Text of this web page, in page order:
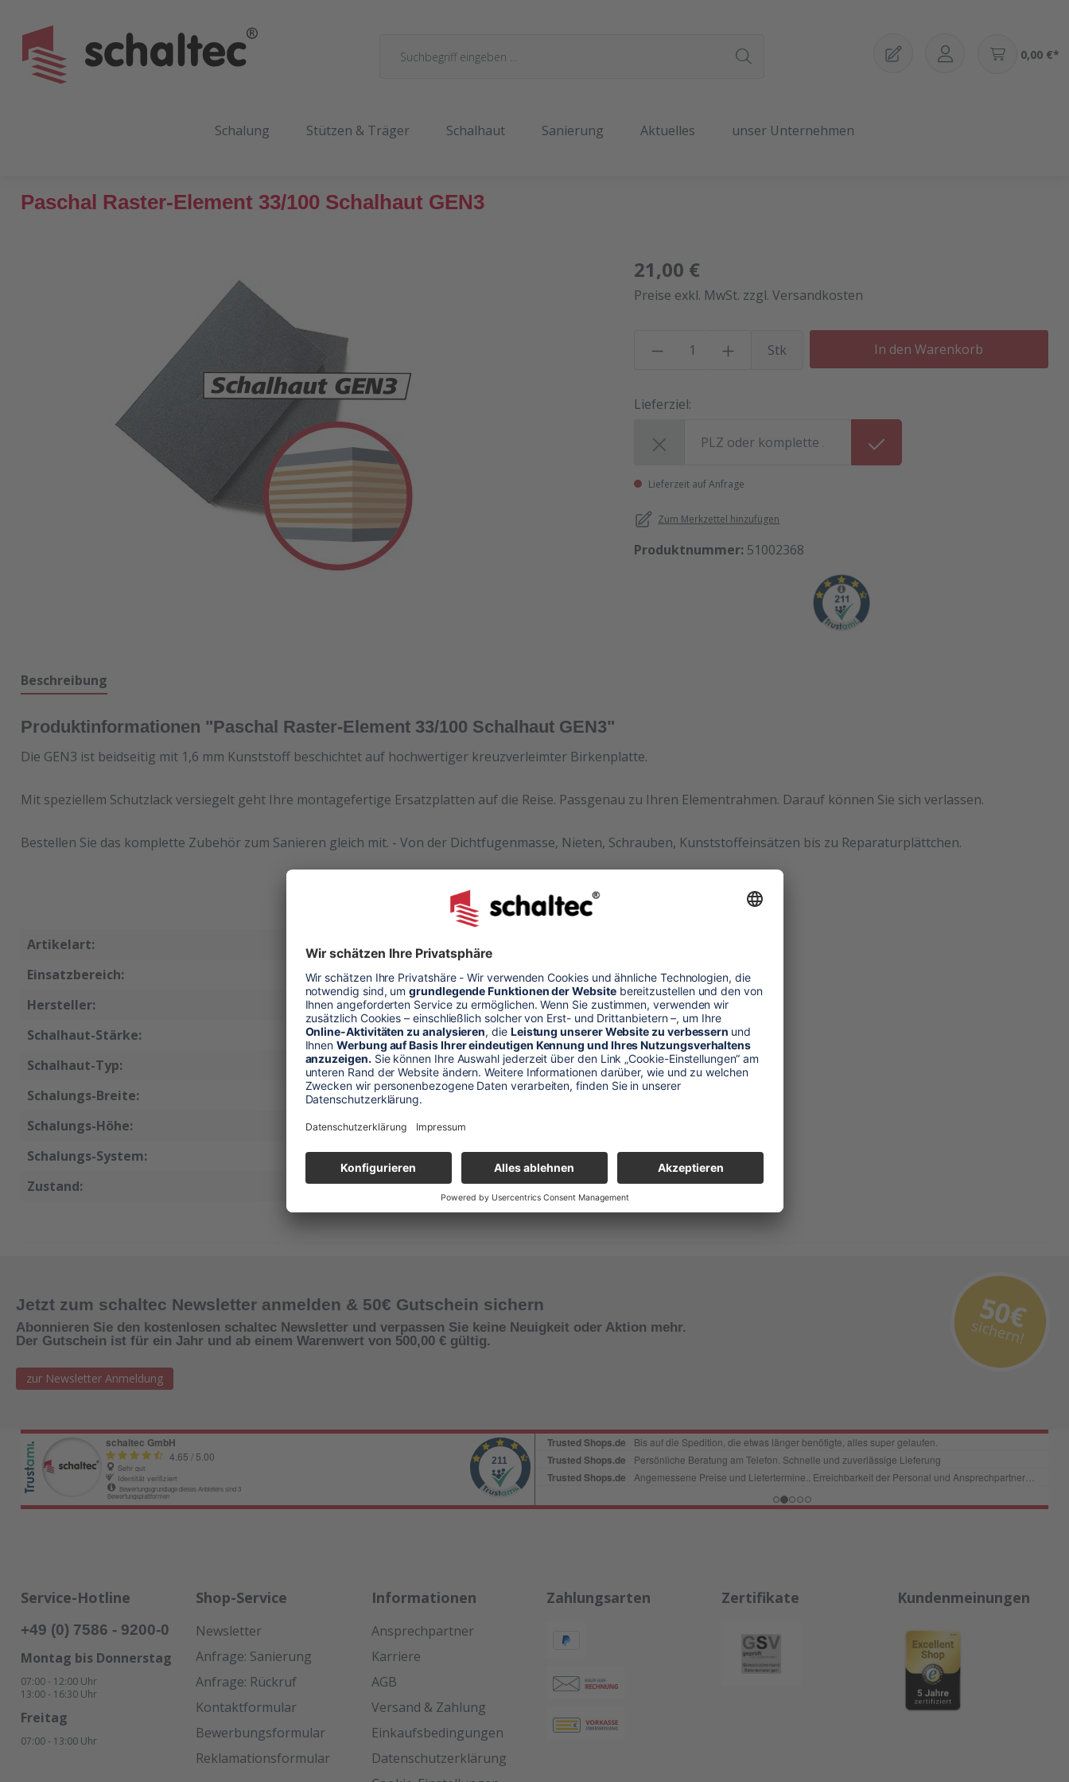
0,00 €*
Schalung Stützen & Träger Schalhaut Sanierung Aktuelles unser Unternehmen
Paschal Raster-Element 33/100 Schalhaut GEN3
21,00 €
Preise exkl. MwSt. zzgl. Versandkosten
Produkt Anzahl: Gib den
Stk In den Warenkorb
Lieferziel:
Lieferzeit auf Anfrage
Zum Merkzettel hinzufügen
Produktnummer: 51002368
Beschreibung
Produktinformationen "Paschal Raster-Element 33/100 Schalhaut GEN3"
Die GEN3 ist beidseitig mit 1,6 mm Kunststoff beschichtet auf hochwertiger kreuzverleimter Birkenplatte.
Mit speziellem Schutzlack versiegelt geht Ihre montagefertige Ersatzplatten auf die Reise. Passgenau zu Ihren Elementrahmen. Darauf können Sie sich verlassen.
Bestellen Sie das komplette Zubehör zum Sanieren gleich mit. - Von der Dichtfugenmasse, Nieten, Schrauben, Kunststoffeinsätzen bis zu Reparaturplättchen.
Artikelart:
Ersatzschalhaut
Einsatzbereich:
Wandschalung
Hersteller:
Paschal
Schalhaut-Stärke:
15 mm
Schalhaut-Typ:
GEN3
Schalungs-Breite:
33 cm
Schalungs-Höhe:
100 cm
Schalungs-System:
Raster
Zustand:
neu
Jetzt zum schaltec Newsletter anmelden & 50€ Gutschein sichern
Abonnieren Sie den kostenlosen schaltec Newsletter und verpassen Sie keine Neuigkeit oder Aktion mehr.
Der Gutschein ist für ein Jahr und ab einem Warenwert von 500,00 € gültig.
zur Newsletter Anmeldung
50€
sichern!
Service-Hotline
+49 (0) 7586 - 9200-0
Montag bis Donnerstag
07:00 - 12:00 Uhr
13:00 - 16:30 Uhr
Freitag
07:00 - 13:00 Uhr
Shop-Service
Newsletter
Anfrage: Sanierung
Anfrage: Rückruf
Kontaktformular
Bewerbungsformular
Reklamationsformular
Informationen
Ansprechpartner
Karriere
AGB
Versand & Zahlung
Einkaufsbedingungen
Datenschutzerklärung
Zahlungsarten Zertifikate Kundenmeinungen